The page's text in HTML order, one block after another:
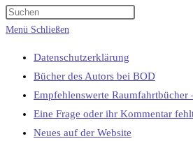
umschalten
Menü Schließen
Datenschutzerklärung
Bücher des Autors bei BOD
Empfehlenswerte Raumfahrtbücher
Eine Frage oder ihr Kommentar
Neues auf der Website